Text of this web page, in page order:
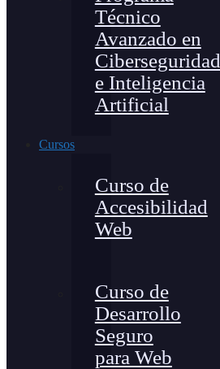
Técnico
Avanzado en
Ciberseguridad
e Inteligencia
Artificial
Cursos
Curso de
Accesibilidad
Web
Curso de
Desarrollo
Seguro
para Web